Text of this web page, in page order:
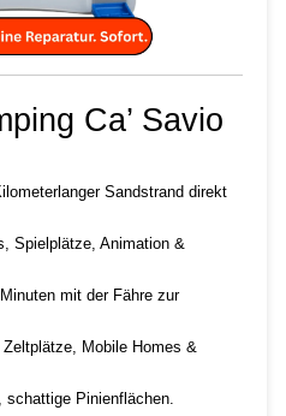
Ca’ Savio
Sandstrand direkt
Spielplätze, Animation &
mit der Fähre zur
Mobile Homes &
schattige Pinienflächen.